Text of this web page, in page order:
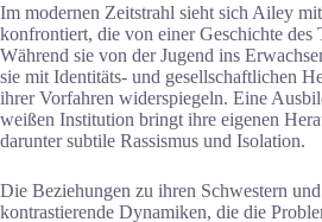
Im modernen Zeitstrahl sieht sich Ailey
konfrontiert, die von einer Geschichte des
Während sie von der Jugend ins
sie mit Identitäts- und gesellschaftlichen
ihrer Vorfahren widerspiegeln. Eine
weißen Institution bringt ihre eigenen
darunter subtile Rassismus und Isolation.
Die Beziehungen zu ihren Schwestern
kontrastierende Dynamiken, die die